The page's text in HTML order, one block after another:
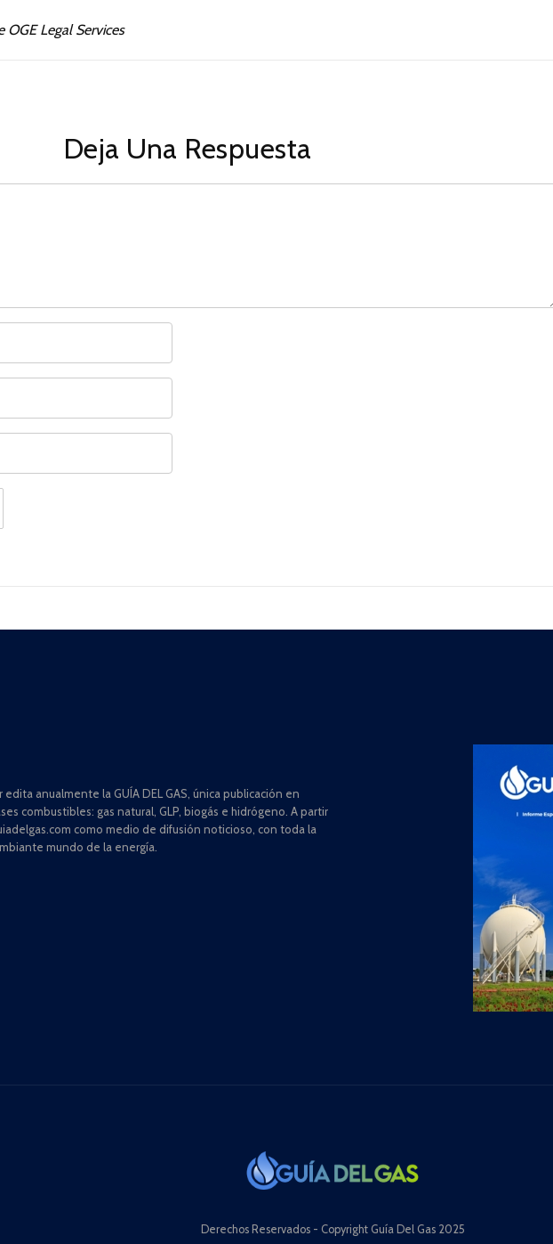
Legal Services
Deja Una Respuesta
anualmente la GUÍA DEL GAS, única publicación en
combustibles: gas natural, GLP, biogás e hidrógeno. A partir
como medio de difusión noticioso, con toda la
mundo de la energía.
Derechos Reservados - Copyright Guía Del Gas 2025